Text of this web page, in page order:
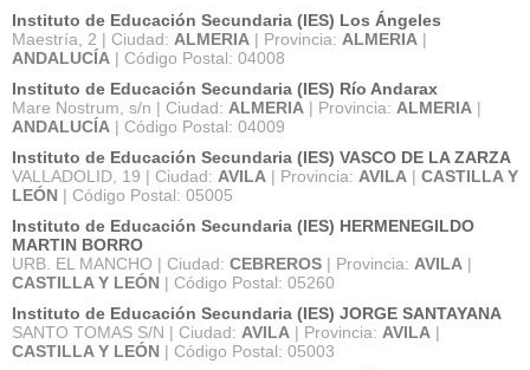
Instituto de Educación Secundaria (IES) Los Ángeles
Maestría, 2 | Ciudad: ALMERIA | Provincia: ALMERIA |
ANDALUCÍA | Código Postal: 04008
Instituto de Educación Secundaria (IES) Río Andarax
Mare Nostrum, s/n | Ciudad: ALMERIA | Provincia: ALMERIA |
ANDALUCÍA | Código Postal: 04009
Instituto de Educación Secundaria (IES) VASCO DE LA ZARZA
VALLADOLID, 19 | Ciudad: AVILA | Provincia: AVILA | CASTILLA Y
LEÓN | Código Postal: 05005
Instituto de Educación Secundaria (IES) HERMENEGILDO
MARTIN BORRO
URB. EL MANCHO | Ciudad: CEBREROS | Provincia: AVILA |
CASTILLA Y LEÓN | Código Postal: 05260
Instituto de Educación Secundaria (IES) JORGE SANTAYANA
SANTO TOMAS S/N | Ciudad: AVILA | Provincia: AVILA |
CASTILLA Y LEÓN | Código Postal: 05003